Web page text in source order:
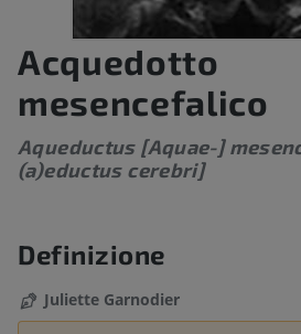
Acquedotto
mesencefalico
Aqueductus [Aquae-]
(a)eductus cerebri]
Definizione
Juliette Garnodier